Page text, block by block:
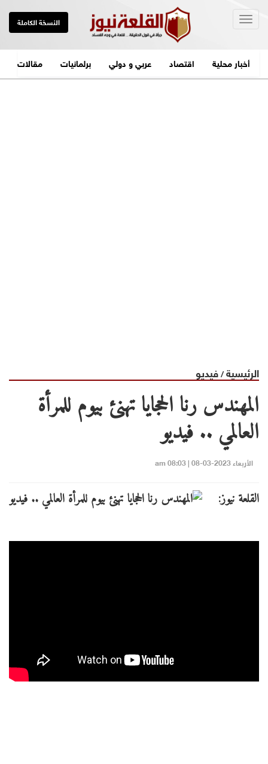
النسخة الكاملة
أخبار محلية اقتصاد عربي و دولي برلمانيات مقالات
الرئيسية/فيديو
المهندس رنا الحجايا تهنئ بيوم للمرأة
العالمي .. فيديو
الأربعاء 2023-03-08 | 08:03 am
القلعة نيوز: